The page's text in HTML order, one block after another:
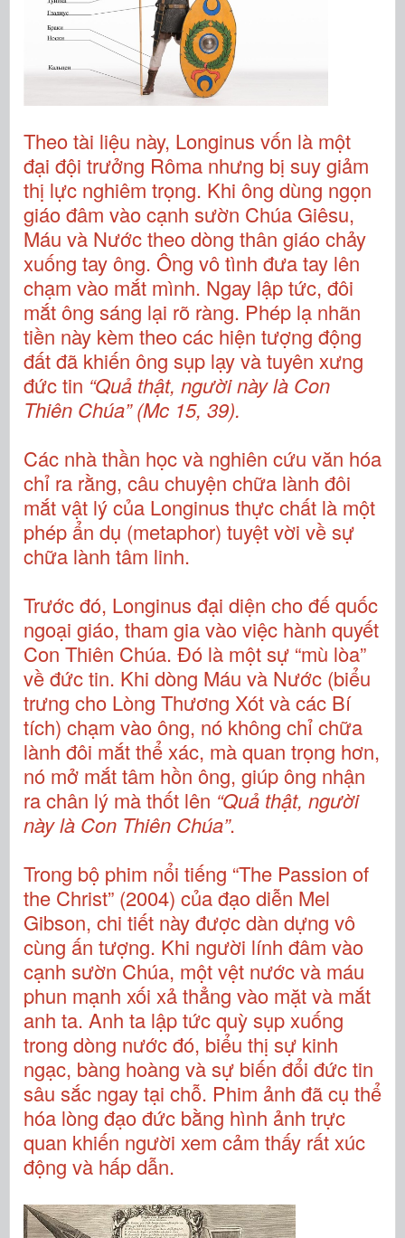
Theo tài liệu này, Longinus vốn là một
đại đội trưởng Rôma nhưng bị suy giảm
thị lực nghiêm trọng. Khi ông dùng ngọn
giáo đâm vào cạnh sườn Chúa Giêsu,
Máu và Nước theo dòng thân giáo chảy
xuống tay ông. Ông vô tình đưa tay lên
chạm vào mắt mình. Ngay lập tức, đôi
mắt ông sáng lại rõ ràng. Phép lạ nhãn
tiền này kèm theo các hiện tượng động
đất đã khiến ông sụp lạy và tuyên xưng
đức tin “Quả thật, người này là Con
Thiên Chúa” (Mc 15, 39).
Các nhà thần học và nghiên cứu văn hóa
chỉ ra rằng, câu chuyện chữa lành đôi
mắt vật lý của Longinus thực chất là một
phép ẩn dụ (metaphor) tuyệt vời về sự
chữa lành tâm linh.
Trước đó, Longinus đại diện cho đế quốc
ngoại giáo, tham gia vào việc hành quyết
Con Thiên Chúa. Đó là một sự “mù lòa”
về đức tin. Khi dòng Máu và Nước (biểu
trưng cho Lòng Thương Xót và các Bí
tích) chạm vào ông, nó không chỉ chữa
lành đôi mắt thể xác, mà quan trọng hơn,
nó mở mắt tâm hồn ông, giúp ông nhận
ra chân lý mà thốt lên “Quả thật, người
này là Con Thiên Chúa”.
Trong bộ phim nổi tiếng “The Passion of
the Christ” (2004) của đạo diễn Mel
Gibson, chi tiết này được dàn dựng vô
cùng ấn tượng. Khi người lính đâm vào
cạnh sườn Chúa, một vệt nước và máu
phun mạnh xối xả thẳng vào mặt và mắt
anh ta. Anh ta lập tức quỳ sụp xuống
trong dòng nước đó, biểu thị sự kinh
ngạc, bàng hoàng và sự biến đổi đức tin
sâu sắc ngay tại chỗ. Phim ảnh đã cụ thể
hóa lòng đạo đức bằng hình ảnh trực
quan khiến người xem cảm thấy rất xúc
động và hấp dẫn.